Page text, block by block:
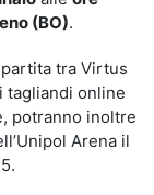
(BO).
tra Virtus
tagliandi online
potranno inoltre
Arena il